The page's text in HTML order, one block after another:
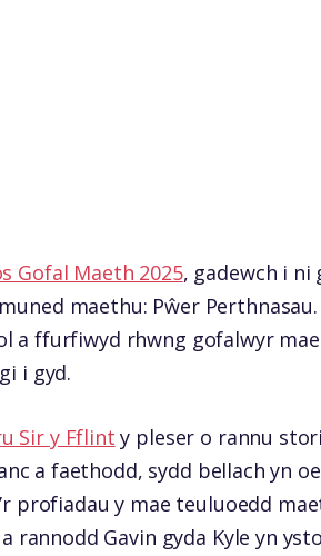
Gofal Maeth 2025, gadewch i ni
maethu: Pŵer
a ffurfiwyd rhwng gofalwyr
i gyd.
Sir y Fflint y pleser o rannu
a faethodd, sydd bellach yn
profiadau y mae teuluoedd
rannodd Gavin gyda Kyle yn